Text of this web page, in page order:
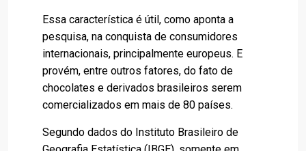
Essa característica é útil, como aponta a
pesquisa, na conquista de consumidores
internacionais, principalmente europeus. E
provém, entre outros fatores, do fato de
chocolates e derivados brasileiros serem
comercializados em mais de 80 países.
Segundo dados do Instituto Brasileiro de